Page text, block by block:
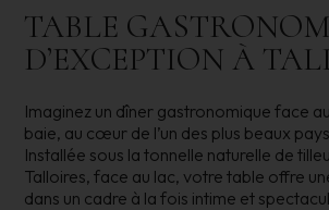
TABLE
D’EXCEPTION À
Imaginez un dîner gastronomique face
baie, au cœur de l’un des plus beaux
Installée sous la tonnelle naturelle de
Talloires, face au lac, votre table offre
dans un cadre à la fois intime et